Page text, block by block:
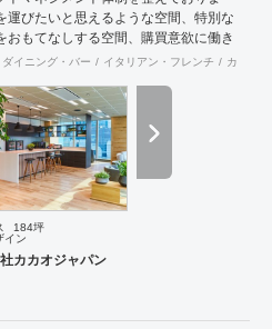
運びたいと思えるような空間、特別な
おもてなしする空間、購買意欲に働き
、ブランド力を高める空間演出な
望されるイメージ、コストに関する不
、移転・改装に関するスケジュール、
お気軽にお問い合わせください。
ダイニング・バー イタリアン・フレンチ カフェ
184坪
イン
カカオジャパン